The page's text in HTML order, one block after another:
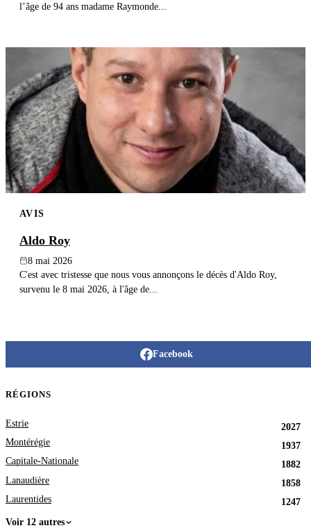
l’âge de 94 ans madame Raymonde...
AVIS
Aldo Roy
8 mai 2026
C'est avec tristesse que nous vous annonçons le décès d'Aldo Roy,
survenu le 8 mai 2026, à l'âge de...
Facebook
RÉGIONS
Estrie
2027
Montérégie
1937
Capitale-Nationale
1882
Lanaudière
1858
Laurentides
1247
Voir 12 autres